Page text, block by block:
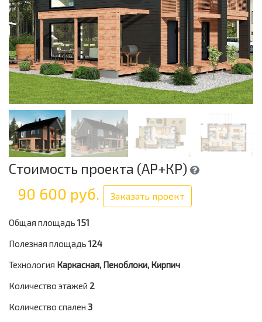
Стоимость проекта (АР+КР)
90 600 руб. Заказать проект
Общая площадь 151
Полезная площадь 124
Технология Каркасная, Пеноблоки, Кирпич
Количество этажей 2
Количество спален 3